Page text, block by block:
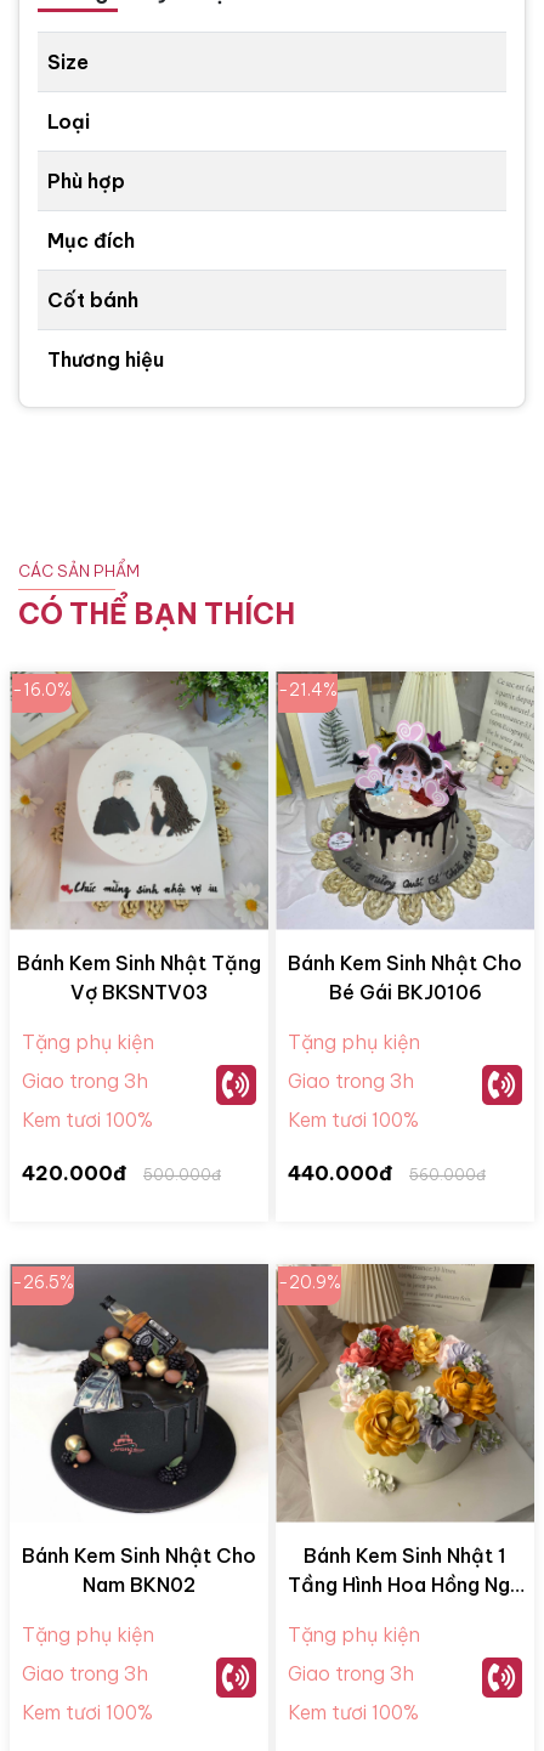
Size
Loại
Phù hợp
Mục đích
Cốt bánh
Thương hiệu
CÁC SẢN PHẨM
CÓ THỂ BẠN THÍCH
-16.0%
Bánh Kem Sinh Nhật Tặng
Vợ BKSNTV03
Tặng phụ kiện
Giao trong 3h
Kem tươi 100%
420.000đ 500.000đ
-21.4%
Bánh Kem Sinh Nhật Cho
Bé Gái BKJ0106
Tặng phụ kiện
Giao trong 3h
Kem tươi 100%
440.000đ 560.000đ
-26.5%
Bánh Kem Sinh Nhật Cho
Nam BKN02
Tặng phụ kiện
Giao trong 3h
Kem tươi 100%
-20.9%
Bánh Kem Sinh Nhật 1
Tầng Hình Hoa Hồng Ngũ
Tặng phụ kiện
Giao trong 3h
Kem tươi 100%